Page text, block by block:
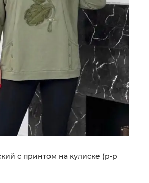
с принтом на кулиске (р-р